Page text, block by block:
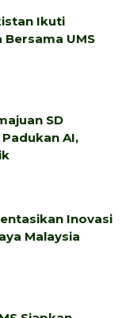
Ikuti
UMS
SD
AI,
Inovasi
Malaysia